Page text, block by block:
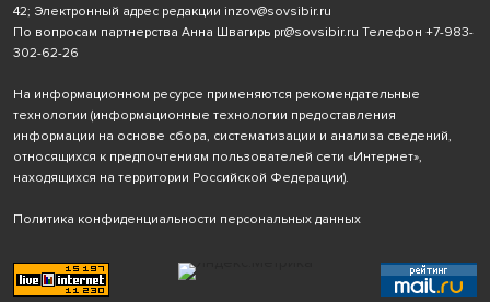
42; Электронный адрес редакции inzov@sovsibir.ru
По вопросам партнерства Анна Швагирь pr@sovsibir.ru Телефон +7-983-
302-62-26
На информационном ресурсе применяются рекомендательные
технологии (информационные технологии предоставления
информации на основе сбора, систематизации и анализа сведений,
относящихся к предпочтениям пользователей сети «Интернет»,
находящихся на территории Российской Федерации).
Политика конфиденциальности персональных данных